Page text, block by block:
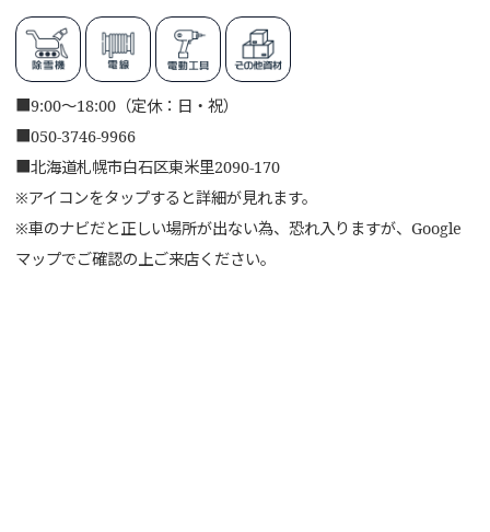
■9:00～18:00（定休：日・祝）
■050-3746-9966
■北海道札幌市白石区東米里2090-170
※アイコンをタップすると詳細が見れます。
※車のナビだと正しい場所が出ない為、恐れ入りますが、Google
マップでご確認の上ご来店ください。